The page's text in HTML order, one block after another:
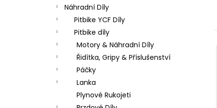
Náhradní Díly
Pitbike YCF Díly
Pitbike díly
Motory & Náhradní Díly
Řidítka, Gripy & Příslušenství
Páčky
Lanka
Plynové Rukojeti